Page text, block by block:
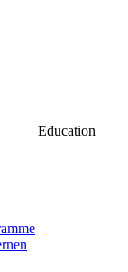
Education